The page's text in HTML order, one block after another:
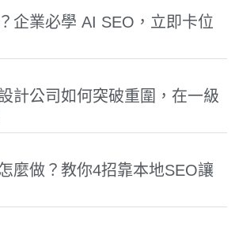
企業必學 AI SEO，立即卡位
計公司如何突破重圍，在一級
麼做？教你4招靠本地SEO讓